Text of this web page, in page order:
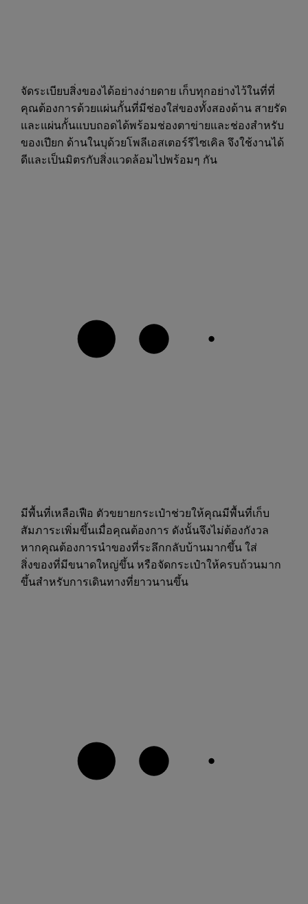
จัดระเบียบสิ่งของได้อย่างง่ายดาย เก็บทุกอย่างไว้ในที่ที่
คุณต้องการด้วยแผ่นกั้นที่มีช่องใส่ของทั้งสองด้าน สายรัด
และแผ่นกั้นแบบถอดได้พร้อมช่องตาข่ายและช่องสำหรับ
ของเปียก ด้านในบุด้วยโพลีเอสเตอร์รีไซเคิล จึงใช้งานได้
ดีและเป็นมิตรกับสิ่งแวดล้อมไปพร้อมๆ กัน
มีพื้นที่เหลือเฟือ ตัวขยายกระเป๋าช่วยให้คุณมีพื้นที่เก็บ
สัมภาระเพิ่มขึ้นเมื่อคุณต้องการ ดังนั้นจึงไม่ต้องกังวล
หากคุณต้องการนำของที่ระลึกกลับบ้านมากขึ้น ใส่
สิ่งของที่มีขนาดใหญ่ขึ้น หรือจัดกระเป๋าให้ครบถ้วนมาก
ขึ้นสำหรับการเดินทางที่ยาวนานขึ้น